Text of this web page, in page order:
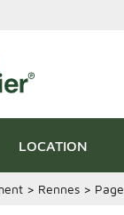
LOCATION
> Rennes >